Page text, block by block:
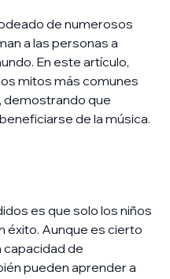
de numerosos
a las personas a
En este artículo,
mitos más comunes
demostrando que
de la música.
es que solo los niños
éxito. Aunque es cierto
capacidad de
pueden aprender a